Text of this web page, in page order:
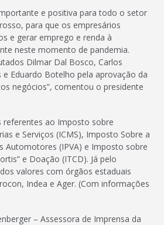
e positiva para todo o setor
para que os empresários
e gerar emprego e renda à
neste momento de pandemia.
Dilmar Dal Bosco, Carlos
e Eduardo Botelho pela aprovação da
negócios”, comentou o presidente
referentes ao Imposto sobre
e Serviços (ICMS), Imposto Sobre a
Automotores (IPVA) e Imposto sobre
e Doação (ITCD). Já pelo
valores com órgãos estaduais
Indea e Ager. (Com informações
– Assessora de Imprensa da